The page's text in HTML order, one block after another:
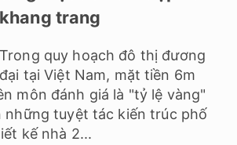
khang trang
Trong quy hoạch đô thị đương
đại tại Việt Nam, mặt tiền 6m
môn đánh giá là "tỷ lệ vàng"
những tuyệt tác kiến trúc phố
kế nhà 2...